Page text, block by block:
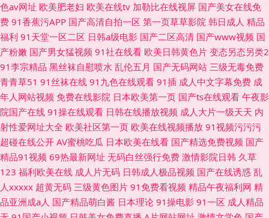
色av网址 欧美肥老妇 欧美在线tv 加勒比在线视屏 国产美女在线免
费 91香蕉污APP 国产高清自拍一区 第一页草草影院 韩日成人 精品
福利 91天堂一区二区 日韩a级电影 国产二区高清 国产www视频 国
产粉嫩 国产男女猛视频 91社在线看 欧美日韩黄色片 变态另态另类2
91李宗精品 黑丝袜自慰喷水 乱伦五月 国产无码网站 三级无毒免费
青青草51 91丝袜在线 91九色在线观看 91插 成人中文字幕免费 成
年人网站视频 免费在线影院 日本欧美第一页 国产ts在线观看 午夜影
院国产在线 91操在线观看 日韩在线播放视频 成人大片一级天天 内
射性爱网址大全 欧美社区第一页 欧美在线视频播放 91视频污污污
超碰在线公开 AV蜜桃吃瓜 日本欧美在线看 国产精选免费视频 国产
精品91视频 69热最新网址 无码白丝强行免费 激情影院日韩 久草
123 福利欧美在线 成人片无码 日韩成人极品视频 国产在线诱惑 乱
人xxxxx 超黄无码 三级黄色图片 91免费看视频 精品午夜福利网 精
品亚洲成a人 国产精品萌白酱 日本理论 91操电影 91一区 成人精品